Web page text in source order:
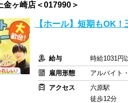
ヶ崎店＜017990＞
【ホール】短期もOK
給与
時給1031円
雇用形態
アルバイト
アクセス
六原駅
徒歩12分